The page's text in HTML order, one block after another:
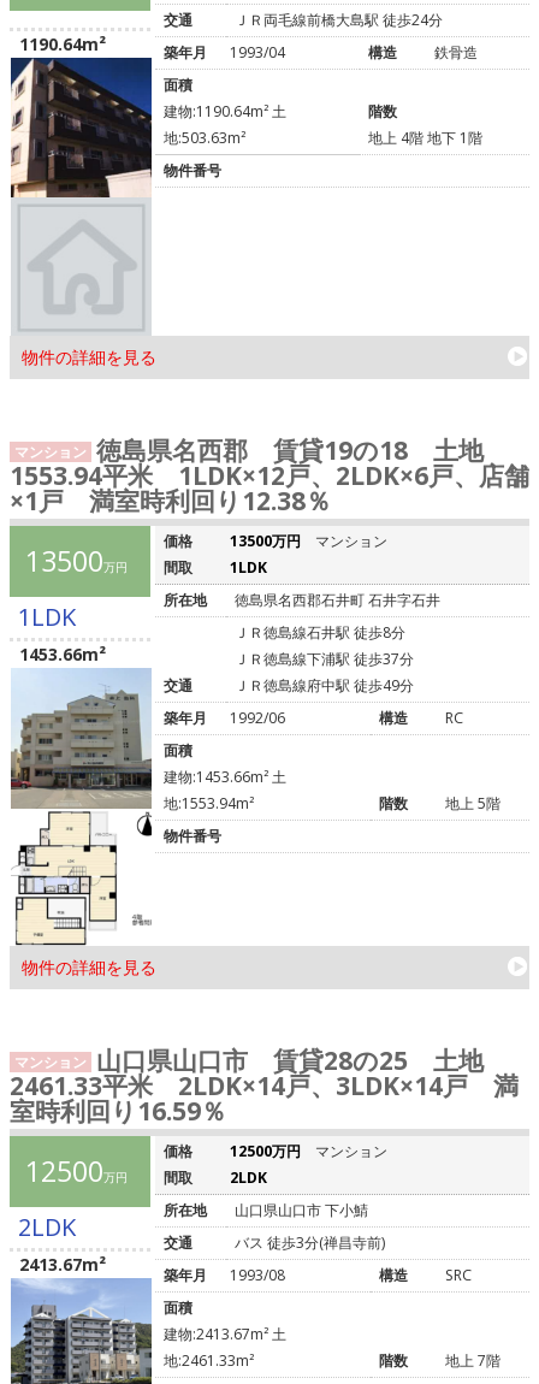
1190.64m²
物件の詳細を見る
交通
ＪＲ両毛線前橋大島駅 徒歩24分
築年月
1993/04 構造
鉄骨造
面積
建物:1190.64m² 土
地:503.63m²
階数
地上 4階 地下 1階
物件番号
マンション 徳島県名西郡 賃貸19の18 土地
1553.94平米 1LDK×12戸、2LDK×6戸、店舗
×1戸 満室時利回り12.38％
13500万円
1LDK
1453.66m²
物件の詳細を見る
価格 13500万円
マンション
間取
1LDK
所在地
徳島県名西郡石井町 石井字石井
交通
ＪＲ徳島線石井駅 徒歩8分
ＪＲ徳島線下浦駅 徒歩37分
ＪＲ徳島線府中駅 徒歩49分
築年月
1992/06 構造
RC
面積
建物:1453.66m² 土
地:1553.94m²
階数
地上 5階
物件番号
マンション 山口県山口市 賃貸28の25 土地
2461.33平米 2LDK×14戸、3LDK×14戸 満
室時利回り16.59％
12500万円
2LDK
2413.67m²
価格 12500万円
マンション
間取
2LDK
所在地
山口県山口市 下小鯖
交通
バス 徒歩3分(禅昌寺前)
築年月
1993/08 構造
SRC
面積
建物:2413.67m² 土
地:2461.33m²
階数
地上 7階